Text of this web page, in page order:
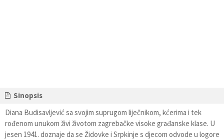
Sinopsis
Diana Budisavljević sa svojim suprugom liječnikom, kćerima i tek
rođenom unukom živi životom zagrebačke visoke građanske klase. U
jesen 1941. doznaje da se Židovke i Srpkinje s djecom odvode u logore